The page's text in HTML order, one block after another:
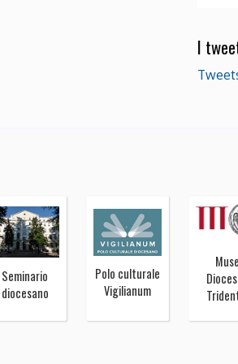
I
Seminario
diocesano
Polo culturale
Vigilianum